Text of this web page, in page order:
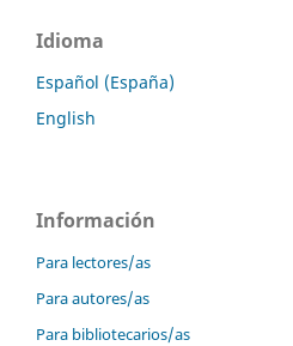
Idioma
Español (España)
English
Información
Para lectores/as
Para autores/as
Para bibliotecarios/as